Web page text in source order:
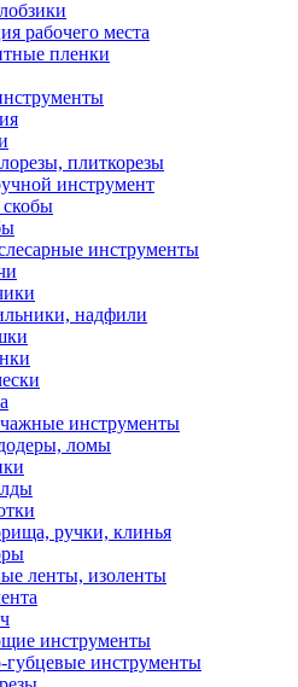
рабочего места
пленки
плиткорезы
инструмент
инструменты
надфили
инструменты
ломы
ручки, клинья
ленты, изоленты
инструменты
инструменты